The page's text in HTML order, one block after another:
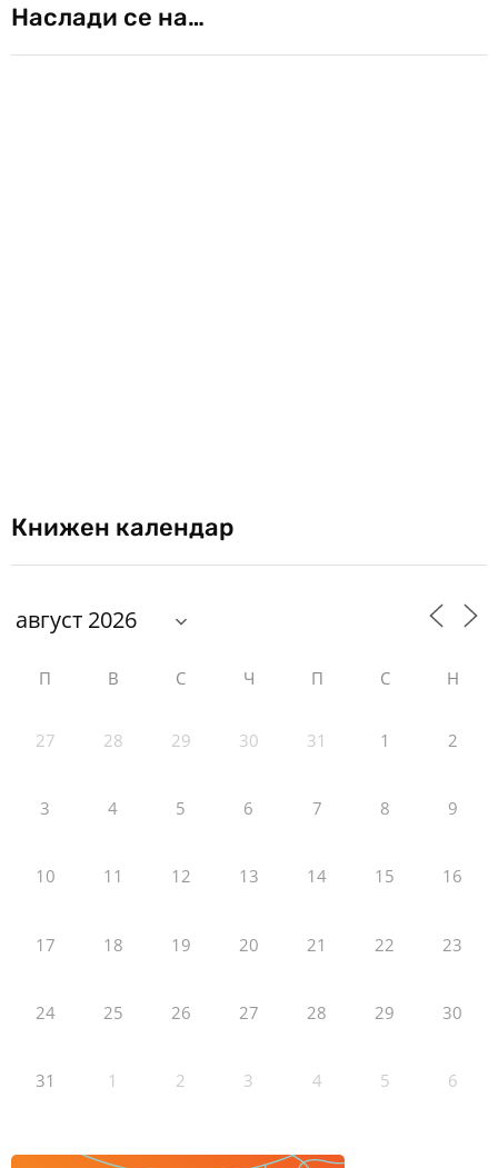
Наслади се на…
Книжен календар
П В С Ч П С Н
27 28 29 30 31 1 2
3 4 5 6 7 8 9
10 11 12 13 14 15 16
17 18 19 20 21 22 23
24 25 26 27 28 29 30
31 1 2 3 4 5 6